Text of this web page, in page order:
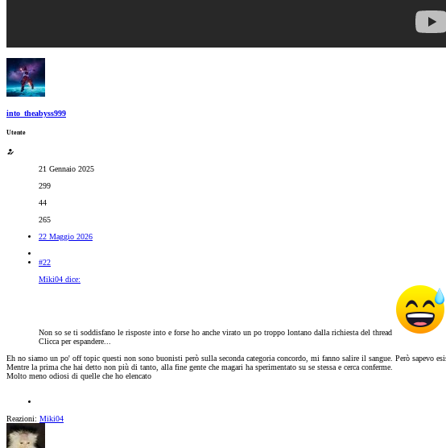
into_theabyss999
Utente
21 Gennaio 2025
299
44
265
22 Maggio 2026
#22
Miki04 dice:
Non so se ti soddisfano le risposte into e forse ho anche virato un po troppo lontano dalla richiesta del thread
Clicca per espandere...
Eh no siamo un po' off topic questi non sono buonisti però sulla seconda categoria concordo, mi fanno salire il sangue. Però sapevo
Mentre la prima che hai detto non più di tanto, alla fine gente che magari ha sperimentato su se stessa e cerca conferme.
Molto meno odiosi di quelle che ho elencato
Reazioni: Miki04